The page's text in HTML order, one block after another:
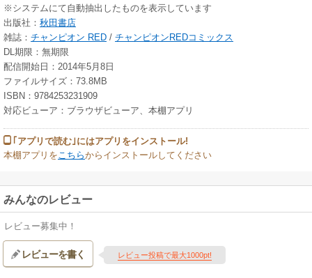
※システムにて自動抽出したものを表示しています
出版社： 秋田書店
雑誌： チャンピオン RED / チャンピオンREDコミックス
DL期限：無期限
配信開始日：2014年5月8日
ファイルサイズ：73.8MB
ISBN：9784253231909
対応ビューア：ブラウザビューア、本棚アプリ
｢アプリで読む｣にはアプリをインストール!
本棚アプリを こちらからインストールしてください
みんなのレビュー
レビュー募集中！
レビューを書く レビュー投稿で最大1000pt!